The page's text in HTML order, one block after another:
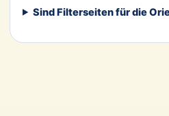
Sind Filterseiten für die